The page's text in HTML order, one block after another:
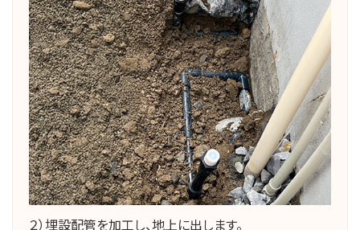
２）埋設配管を加工し、地上に出します。